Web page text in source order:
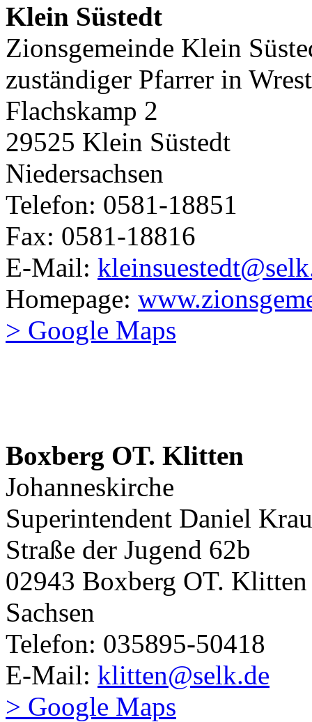
Klein Süstedt
Zionsgemeinde Klein
zuständiger Pfarrer in
Flachskamp 2
29525 Klein Süstedt
Niedersachsen
Telefon: 0581-18851
Fax: 0581-18816
E-Mail:
Homepage:
> Google Maps
Boxberg OT. Klitten
Johanneskirche
Superintendent Daniel
Straße der Jugend 62b
02943 Boxberg OT. Klitten
Sachsen
Telefon: 035895-50418
E-Mail: klitten@selk.de
> Google Maps